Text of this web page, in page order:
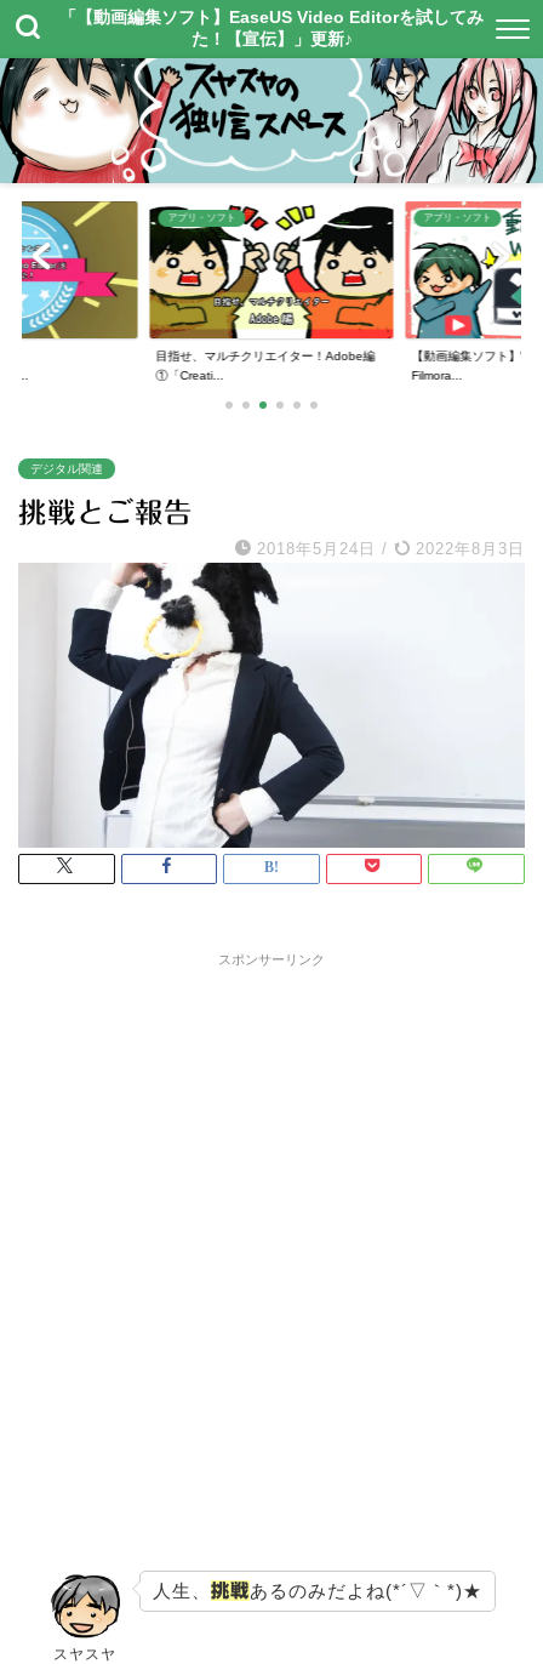
「【動画編集ソフト】EaseUS Video Editorを試してみ
た！【宣伝】」更新♪
アプリ・ソフト
目指せ、マルチクリエイター！Adobe編
①「Creati...
アプリ・ソフト
【動画編集ソフト】
Filmora...
デジタル関連
挑戦とご報告
2018年5月24日 / 2022年8月3日
スポンサーリンク
スヤスヤ
人生、 挑戦あるのみだよね(*´▽｀*)★